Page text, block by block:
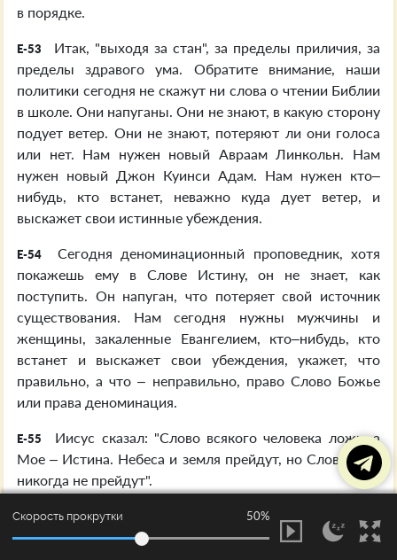
в порядке.
E-53
Итак, "выходя за стан", за пределы приличия, за
пределы здравого ума. Обратите внимание, наши
политики сегодня не скажут ни слова о чтении Библии
в школе. Они напуганы. Они не знают, в какую сторону
подует ветер. Они не знают, потеряют ли они голоса
или нет. Нам нужен новый Авраам Линкольн. Нам
нужен новый Джон Куинси Адам. Нам нужен кто–
нибудь, кто встанет, неважно куда дует ветер, и
выскажет свои истинные убеждения.
E-54
Сегодня деноминационный проповедник, хотя
покажешь ему в Слове Истину, он не знает, как
поступить. Он напуган, что потеряет свой источник
существования. Нам сегодня нужны мужчины и
женщины, закаленные Евангелием, кто–нибудь, кто
встанет и выскажет свои убеждения, укажет, что
правильно, а что – неправильно, право Слово Божье
или права деноминация.
E-55
Иисус сказал: "Слово всякого человека ложь, а
Мое – Истина. Небеса и земля прейдут, но Слова Мои
никогда не прейдут".
E-56 Итак, вы видите, они выходят за стан Божьего
Слова, чтобы найти для себя ответ. Когда он был…
Скорость прокрутки 50%